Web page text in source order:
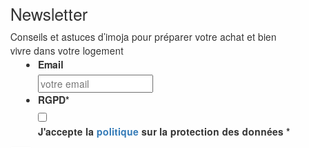
Newsletter
Conseils et astuces d’imoja pour préparer votre achat et bien
vivre dans votre logement
Email
RGPD*
J'accepte la politique sur la protection des données *